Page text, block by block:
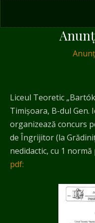
Liceul Teoretic
Timișoara, B-dul Gen.
organizează concurs
de Îngrijitor (la
nedidactic, cu 1
pdf: